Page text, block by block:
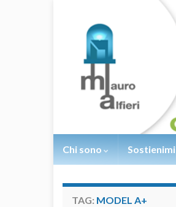
Chi sono Sostienimi
TAG: MODEL A+